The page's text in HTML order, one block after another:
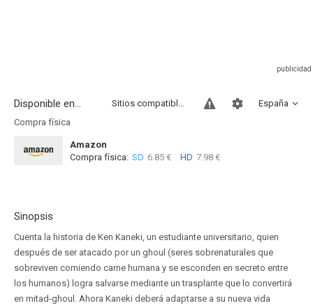
Disponible en... España
Sitios compatibles
Compra física
Amazon
Compra física: SD 6.85 € HD 7.98 €
Sinopsis
Cuenta la historia de Ken Kaneki, un estudiante universitario, quien
después de ser atacado por un ghoul (seres sobrenaturales que
sobreviven comiendo carne humana y se esconden en secreto entre
los humanos) logra salvarse mediante un trasplante que lo convertirá
en mitad-ghoul. Ahora Kaneki deberá adaptarse a su nueva vida